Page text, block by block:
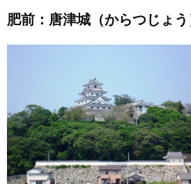
肥前：唐津城（からつじょう